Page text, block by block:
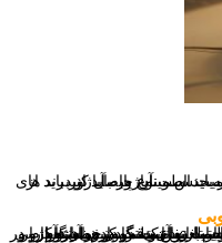
از ایمن و بادوام بودن سیستم برقی آباژور نیز باید اطمینان حاصل کنید.